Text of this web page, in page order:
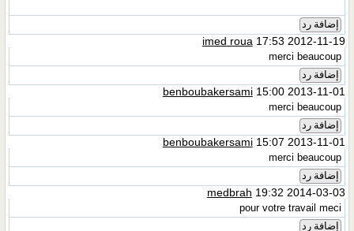
إضافة رد
imed roua 17:53 2012-11-19
merci beaucoup
إضافة رد
benboubakersami15:00 2013-11-01
merci beaucoup
إضافة رد
benboubakersami15:07 2013-11-01
merci beaucoup
إضافة رد
medbrah 19:32 2014-03-03
pour votre travail meci
إضافة رد